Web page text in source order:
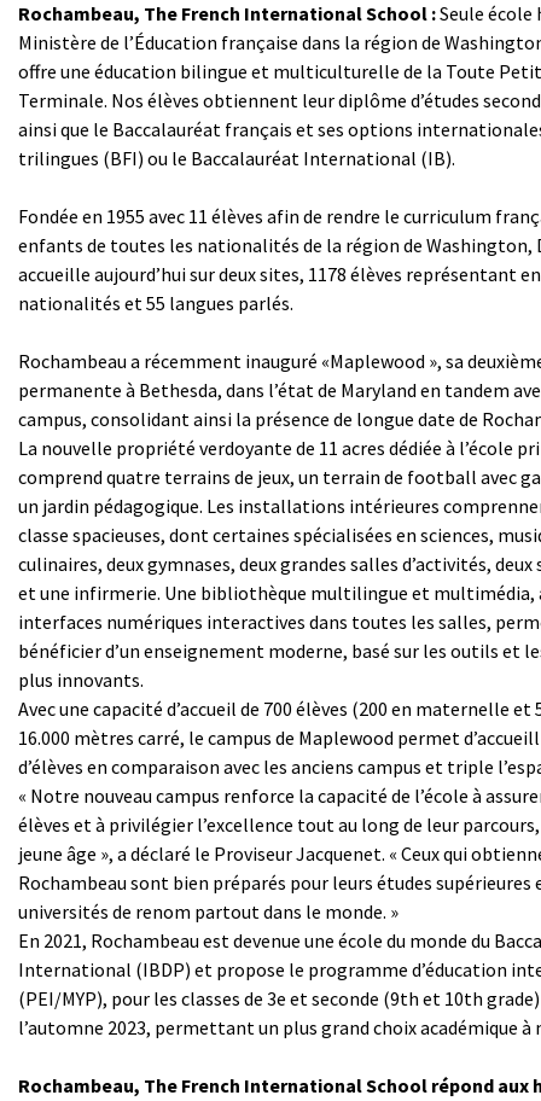
Rochambeau, The French International School :Seule
Ministère de l’Éducation française dans la région de
offre une éducation bilingue et multiculturelle de la Toute
Terminale. Nos élèves obtiennent leur diplôme d’études
ainsi que le Baccalauréat français et ses options
trilingues (BFI) ou le Baccalauréat International (IB).
Fondée en 1955 avec 11 élèves afin de rendre le curriculum
enfants de toutes les nationalités de la région de Washington,
accueille aujourd’hui sur deux sites, 1178 élèves représentant
nationalités et 55 langues parlés.
Rochambeau a récemment inauguré «Maplewood », sa
permanente à Bethesda, dans l’état de Maryland en tandem
campus, consolidant ainsi la présence de longue date de
La nouvelle propriété verdoyante de 11 acres dédiée à l’école
comprend quatre terrains de jeux, un terrain de football avec
un jardin pédagogique. Les installations intérieures
classe spacieuses, dont certaines spécialisées en sciences,
culinaires, deux gymnases, deux grandes salles d’activités,
et une infirmerie. Une bibliothèque multilingue et multimédia,
interfaces numériques interactives dans toutes les salles,
bénéficier d’un enseignement moderne, basé sur les outils et
plus innovants.
Avec une capacité d’accueil de 700 élèves (200 en maternelle
16.000 mètres carré, le campus de Maplewood permet
d’élèves en comparaison avec les anciens campus et triple
« Notre nouveau campus renforce la capacité de l’école à
élèves et à privilégier l’excellence tout au long de leur
jeune âge », a déclaré le Proviseur Jacquenet. « Ceux qui
Rochambeau sont bien préparés pour leurs études
universités de renom partout dans le monde. »
En 2021, Rochambeau est devenue une école du monde du
International (IBDP) et propose le programme d’éducation
(PEI/MYP), pour les classes de 3e et seconde (9th et 10th
l’automne 2023, permettant un plus grand choix académique à
Rochambeau, The French International School répond aux